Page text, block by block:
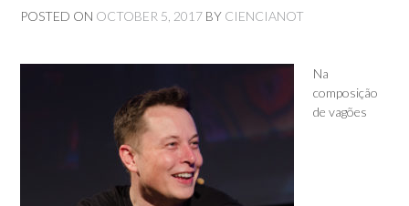
POSTED ON OCTOBER 5, 2017 BY CIENCIANOT
Na
composição
de vagões